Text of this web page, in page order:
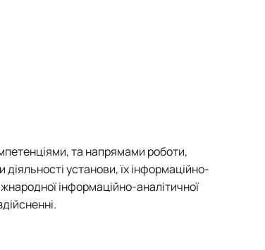
та напрямами роботи,
установи, їх інформаційно-
інформаційно-аналітичної